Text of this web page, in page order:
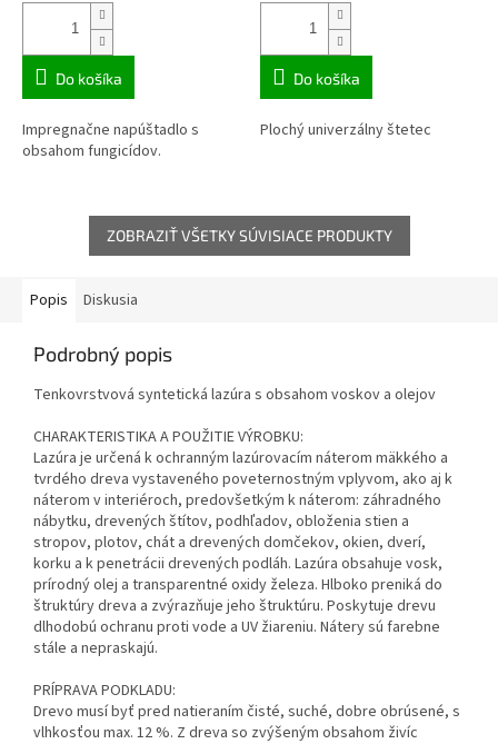
Do košíka
Impregnačne napúštadlo s
obsahom fungicídov.
Do košíka
Plochý univerzálny štetec
ZOBRAZIŤ VŠETKY SÚVISIACE PRODUKTY
Popis Diskusia
Podrobný popis
Tenkovrstvová syntetická lazúra s obsahom voskov a olejov
CHARAKTERISTIKA A POUŽITIE VÝROBKU:
Lazúra je určená k ochranným lazúrovacím náterom mäkkého a
tvrdého dreva vystaveného poveternostným vplyvom, ako aj k
náterom v interiéroch, predovšetkým k náterom: záhradného
nábytku, drevených štítov, podhľadov, obloženia stien a
stropov, plotov, chát a drevených domčekov, okien, dverí,
korku a k penetrácii drevených podláh. Lazúra obsahuje vosk,
prírodný olej a transparentné oxidy železa. Hlboko preniká do
štruktúry dreva a zvýrazňuje jeho štruktúru. Poskytuje drevu
dlhodobú ochranu proti vode a UV žiareniu. Nátery sú farebne
stále a nepraskajú.
PRÍPRAVA PODKLADU:
Drevo musí byť pred natieraním čisté, suché, dobre obrúsené, s
vlhkosťou max. 12 %. Z dreva so zvýšeným obsahom živíc